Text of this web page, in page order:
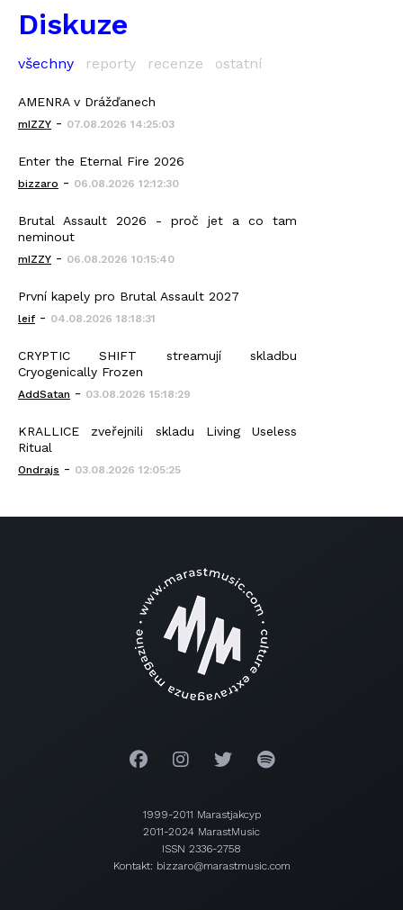
Diskuze
všechny reporty recenze ostatní
AMENRA v Drážďanech
mIZZY - 07.08.2026 14:25:03
Enter the Eternal Fire 2026
bizzaro - 06.08.2026 12:12:30
Brutal Assault 2026 - proč jet a co tam
neminout
mIZZY - 06.08.2026 10:15:40
První kapely pro Brutal Assault 2027
leif - 04.08.2026 18:18:31
CRYPTIC SHIFT streamují skladbu
Cryogenically Frozen
AddSatan - 03.08.2026 15:18:29
KRALLICE zveřejnili skladu Living Useless
Ritual
Ondrajs - 03.08.2026 12:05:25
1999-2011 Marastjakcyp
2011-2024 MarastMusic
ISSN 2336-2758
Kontakt: bizzaro@marastmusic.com